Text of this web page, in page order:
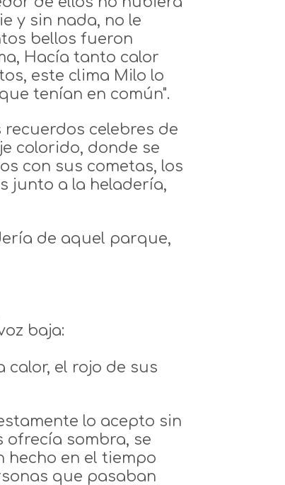
y sin nada, no le
bellos fueron
Hacía tanto calor
este clima Milo lo
tenían en común".
celebres de
colorido, donde se
con sus cometas, los
junto a la heladería,
de aquel parque,
baja:
calor, el rojo de sus
lo acepto sin
sombra, se
hecho en el tiempo
que pasaban